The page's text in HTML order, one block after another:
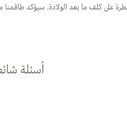
كلف ما بعد الولادة. سيؤكد طاقمنا
أسئلة